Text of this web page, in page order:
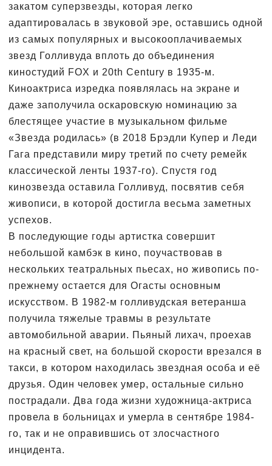
закатом суперзвезды, которая легко
адаптировалась в звуковой эре, оставшись одной
из самых популярных и высокооплачиваемых
звезд Голливуда вплоть до объединения
киностудий FOX и 20th Century в 1935-м.
Киноактриса изредка появлялась на экране и
даже заполучила оскаровскую номинацию за
блестящее участие в музыкальном фильме
«Звезда родилась» (в 2018 Брэдли Купер и Леди
Гага представили миру третий по счету ремейк
классической ленты 1937-го). Спустя год
кинозвезда оставила Голливуд, посвятив себя
живописи, в которой достигла весьма заметных
успехов.
В последующие годы артистка совершит
небольшой камбэк в кино, поучаствовав в
нескольких театральных пьесах, но живопись по-
прежнему остается для Огасты основным
искусством. В 1982-м голливудская ветеранша
получила тяжелые травмы в результате
автомобильной аварии. Пьяный лихач, проехав
на красный свет, на большой скорости врезался в
такси, в котором находилась звездная особа и её
друзья. Один человек умер, остальные сильно
пострадали. Два года жизни художница-актриса
провела в больницах и умерла в сентябре 1984-
го, так и не оправившись от злосчастного
инцидента.